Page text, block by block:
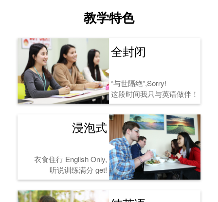
教学特色
全封闭
“与世隔绝”,Sorry!
这段时间我只与英语做伴！
浸泡式
衣食住行 English Only,
听说训练满分 get!